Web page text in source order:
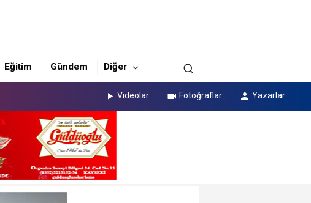
Eğitim Gündem Diğer
Videolar Fotoğraflar Yazarlar